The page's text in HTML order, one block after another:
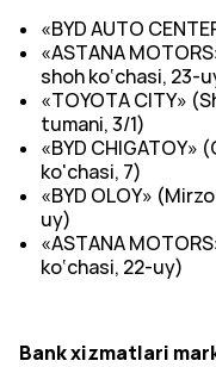
«BYD AUTO
«ASTANA
shoh ko‘chasi, 23-
«TOYOTA CITY»
tumani, 3/1)
«BYD CHIGATOY»
ko'chasi, 7)
«BYD OLOY»
uy)
«ASTANA
ko‘chasi, 22-uy)
Bank xizmatlari